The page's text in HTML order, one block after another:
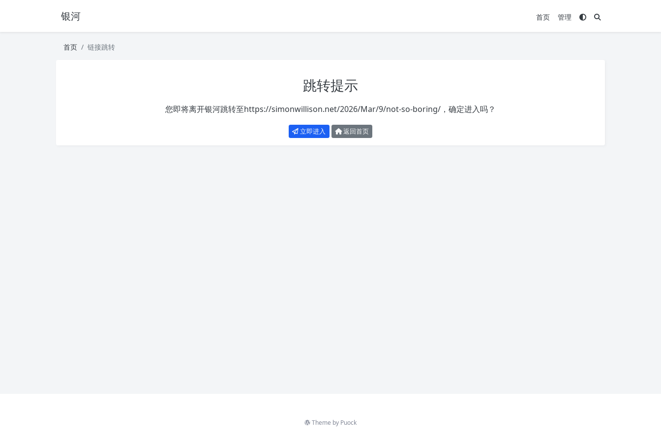
银河 首页 管理
首页 链接跳转
跳转提示
您即将离开银河跳转至https://simonwillison.net/2026/Mar/9/not-so-boring/ ，确定进入吗？
立即进入 返回首页
Theme by Puock